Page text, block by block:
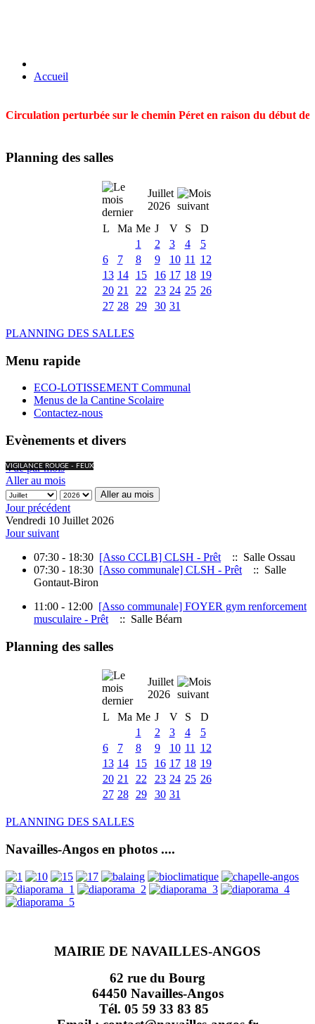
Accueil
Circulation perturbée sur le chemin Péret en raison du début
Planning des salles
Juillet
2026
L
Ma Me J V S
D
1
2 3 4
5
6
7 8 9 10 11
12
13 14 15 16 17 18 19
20 21 22 23 24 25 26
27 28 29 30 31
PLANNING DES SALLES
Menu rapide
ECO-LOTISSEMENT Communal
Menus de la Cantine Scolaire
Contactez-nous
Evènements et divers
VIGILANCE ROUGE - FEUX
Vue par mois
Aller au mois
Aller au mois
Jour précédent
Vendredi 10 Juillet 2026
Jour suivant
07:30 - 18:30 [Asso CCLB] CLSH - Prêt
:: Salle Ossau
07:30 - 18:30 [Asso communale] CLSH - Prêt
:: Salle
Gontaut-Biron
11:00 - 12:00 [Asso communale] FOYER gym renforcement
musculaire - Prêt
:: Salle Béarn
Planning des salles
Juillet
2026
L
Ma Me J V S
D
1
2 3 4
5
6
7 8 9 10 11
12
13 14 15 16 17 18 19
20 21 22 23 24 25 26
27 28 29 30 31
PLANNING DES SALLES
Navailles-Angos en photos ....
MAIRIE DE NAVAILLES-ANGOS
62 rue du Bourg
64450 Navailles-Angos
Tél. 05 59 33 83 85